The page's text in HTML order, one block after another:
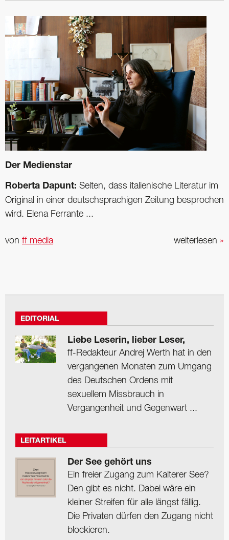
Der Medienstar
Roberta Dapunt: Selten, dass italienische Literatur im
Original in einer deutschsprachigen Zeitung besprochen
wird. Elena Ferrante ...
weiterlesen »
von ff media
EDITORIAL
Liebe Leserin, lieber Leser,
ff-Redakteur Andrej Werth hat in den
vergangenen Monaten zum Umgang
des Deutschen Ordens mit
sexuellem Missbrauch in
Vergangenheit und Gegenwart ...
LEITARTIKEL
Der See gehört uns
Ein freier Zugang zum Kalterer See?
Den gibt es nicht. Dabei wäre ein
kleiner Streifen für alle längst fällig.
Die Privaten dürfen den Zugang nicht
blockieren.